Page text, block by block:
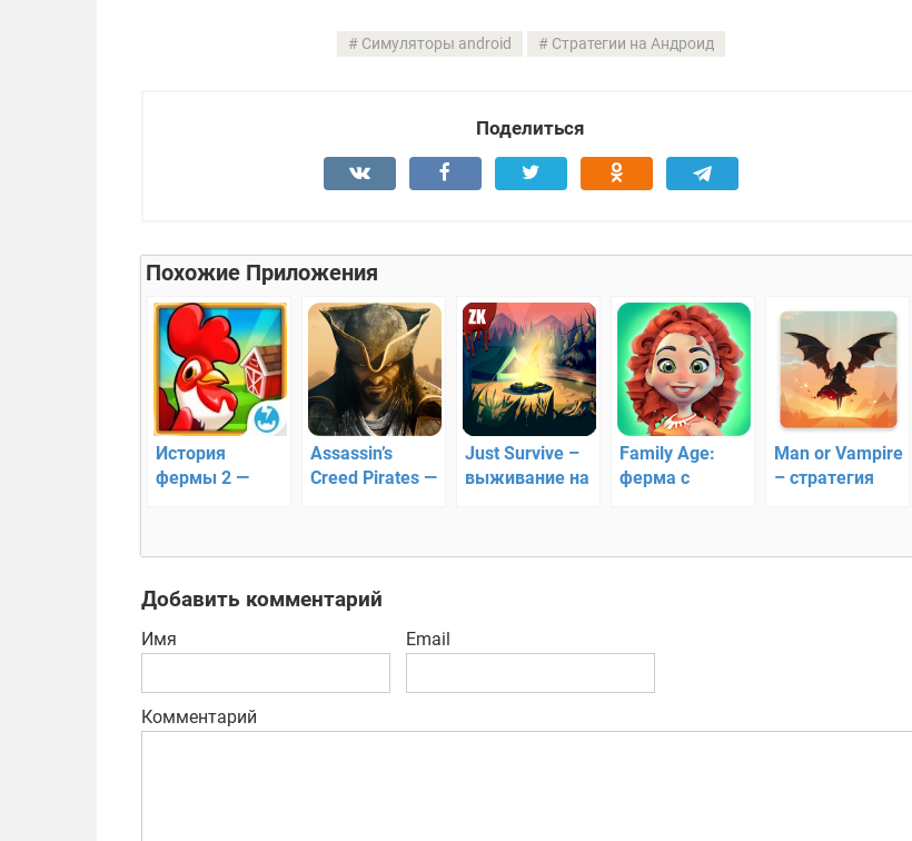
Симуляторы android Стратегии на Андроид
Поделиться
Похожие Приложения
История
фермы 2 —
Assassin’s
Creed Pirates —
Just Survive –
выживание на
Family Age:
ферма с
Man or Vampire
– стратегия
Добавить комментарий
Имя Email
Комментарий